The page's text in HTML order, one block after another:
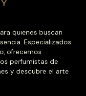
quienes buscan
Especializados
ofrecemos
perfumistas de
y descubre el arte